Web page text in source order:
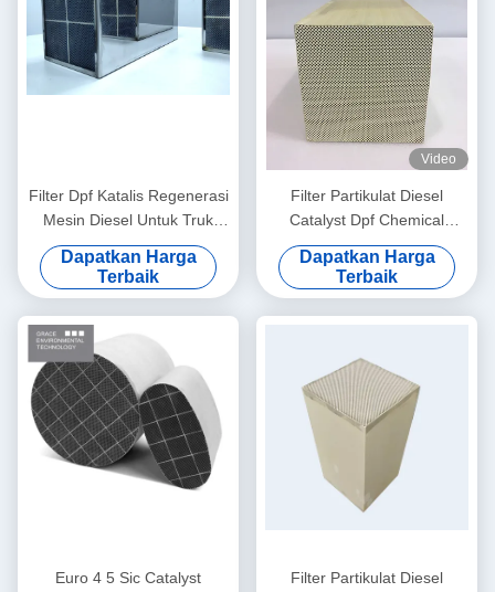
Filter Dpf Katalis Regenerasi
Mesin Diesel Untuk Truk
Semi Mengurangi Asap
Hitam
Dapatkan Harga
Terbaik
Video
Filter Partikulat Diesel
Catalyst Dpf Chemical
Cleaning Euro III IV V
Dapatkan Harga
Terbaik
Euro 4 5 Sic Catalyst
Filter Partikulat Diesel